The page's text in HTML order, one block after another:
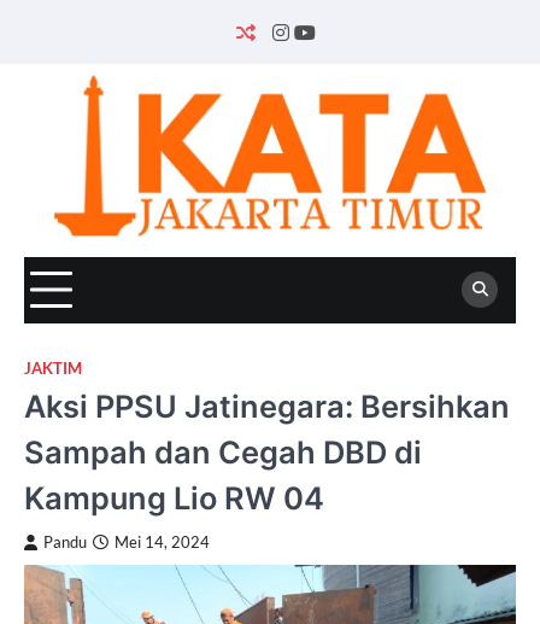
INSTAGRAM
YOUTUBE
JAKTIM
Aksi PPSU Jatinegara: Bersihkan
Sampah dan Cegah DBD di
Kampung Lio RW 04
Pandu Mei 14, 2024